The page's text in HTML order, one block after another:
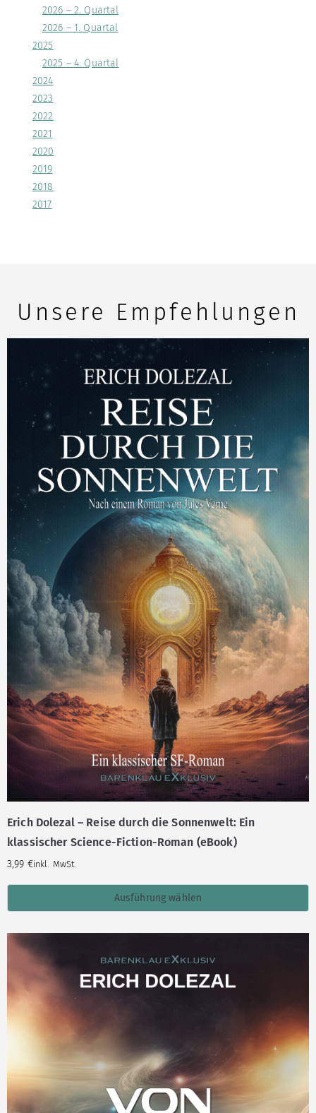
2026 – 2. Quartal
2026 – 1. Quartal
2025
2025 – 4. Quartal
2024
2023
2022
2021
2020
2019
2018
2017
Unsere Empfehlungen
Erich Dolezal – Reise durch die Sonnenwelt: Ein
klassischer Science-Fiction-Roman (eBook)
3,99 €inkl. MwSt.
Ausführung wählen